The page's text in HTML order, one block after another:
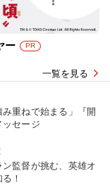
ー PR
一覧を見る
み重ねで始まる」『開
セージ
監督が挑む、英雄オ
！